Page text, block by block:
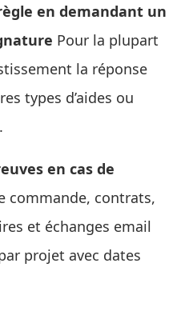
en demandant un
Pour la plupart
la réponse
types d’aides ou
en cas de
commande, contrats,
et échanges email
projet avec dates